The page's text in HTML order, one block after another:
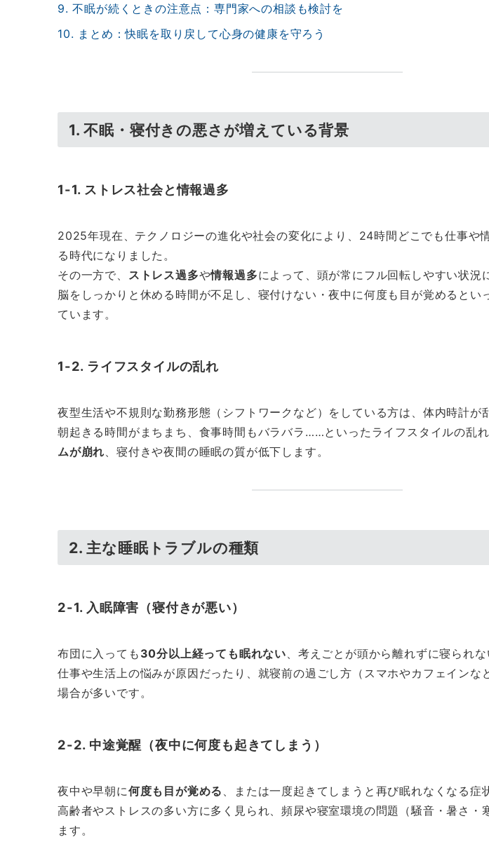
9. 不眠が続くときの注意点：専門家への相談も検討を
10. まとめ：快眠を取り戻して心身の健康を守ろう
1. 不眠・寝付きの悪さが増えている背景
1-1. ストレス社会と情報過多
2025年現在、テクノロジーの進化や社会の変化により、24時間どこでも仕事や
る時代になりました。
その一方で、 ストレス過多や情報過多によって、頭が常にフル回転しやすい状況
脳をしっかりと休める時間が不足し、寝付けない・夜中に何度も目が覚めるとい
ています。
1-2. ライフスタイルの乱れ
夜型生活や不規則な勤務形態（シフトワークなど）をしている方は、体内時計が
朝起きる時間がまちまち、食事時間もバラバラ……といったライフスタイルの乱れ
ムが崩れ、寝付きや夜間の睡眠の質が低下します。
2. 主な睡眠トラブルの種類
2-1. 入眠障害（寝付きが悪い）
布団に入っても 30分以上経っても眠れない、考えごとが頭から離れずに寝られな
仕事や生活上の悩みが原因だったり、就寝前の過ごし方（スマホやカフェインな
場合が多いです。
2-2. 中途覚醒（夜中に何度も起きてしまう）
夜中や早朝に何度も目が覚める 、または一度起きてしまうと再び眠れなくなる症
高齢者やストレスの多い方に多く見られ、頻尿や寝室環境の問題（騒音・暑さ・
ます。